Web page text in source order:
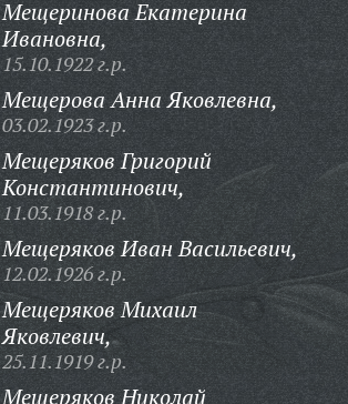
Мещеринова Екатерина
Ивановна,
15.10.1922 г.р.
Мещерова Анна Яковлевна,
03.02.1923 г.р.
Мещеряков Григорий
Константинович,
11.03.1918 г.р.
Мещеряков Иван Васильевич,
12.02.1926 г.р.
Мещеряков Михаил
Яковлевич,
25.11.1919 г.р.
Мещеряков Николай